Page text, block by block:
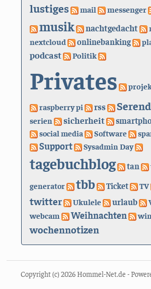
lustiges mail messenger
musik nachtgedacht
nextcloud onlinebanking
podcast Politik
Privates
raspberry pi rss
serien sicherheit
social media
Software
Support Sysadmin Day
tagebuchblog tan
generator
tbb Ticket TV
twitter Ukulele urlaub
webcam
Weihnachten
wochennotizen
Copyright (c) 2026 Hommel-Net.de -